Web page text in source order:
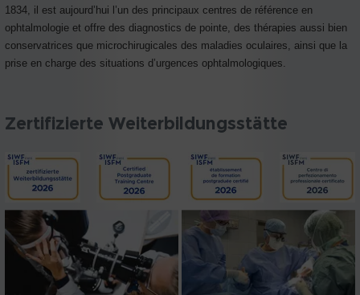
1834, il est aujourd’hui l’un des principaux centres de référence en
ophtalmologie et offre des diagnostics de pointe, des thérapies aussi bien
conservatrices que microchirugicales des maladies oculaires, ainsi que la
prise en charge des situations d’urgences ophtalmologiques.
Zertifizierte Weiterbildungsstätte